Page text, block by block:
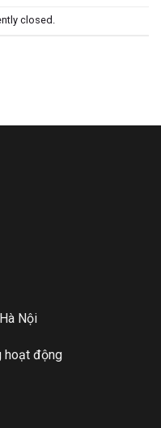
closed.
Nội
hoạt động